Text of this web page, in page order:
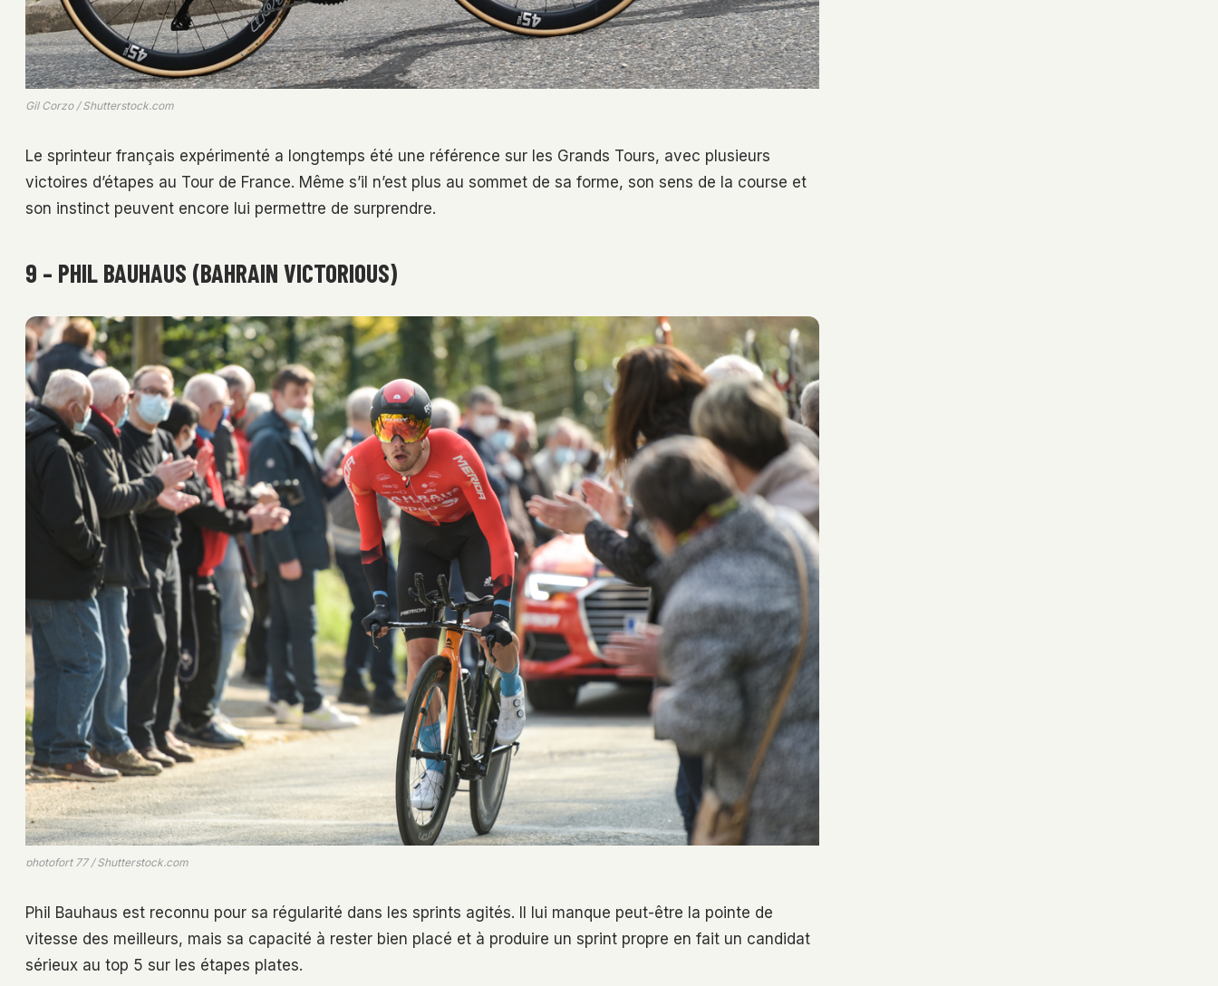
Gil Corzo / Shutterstock.com
Le sprinteur français expérimenté a longtemps été une référence sur les Grands Tours, avec plusieurs
victoires d’étapes au Tour de France. Même s’il n’est plus au sommet de sa forme, son sens de la course et
son instinct peuvent encore lui permettre de surprendre.
9 – PHIL BAUHAUS (BAHRAIN VICTORIOUS)
photofort 77 / Shutterstock.com
Phil Bauhaus est reconnu pour sa régularité dans les sprints agités. Il lui manque peut-être la pointe de
vitesse des meilleurs, mais sa capacité à rester bien placé et à produire un sprint propre en fait un candidat
sérieux au top 5 sur les étapes plates.